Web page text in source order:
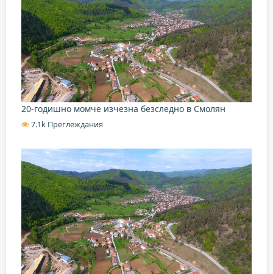
20-годишно момче изчезна безследно в Смолян
7.1k Преглеждания